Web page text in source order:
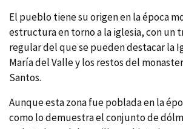
El pueblo tiene su origen en la época
estructura en torno a la iglesia, con un
regular del que se pueden destacar la
Marí­a del Valle y los restos del
Santos.
Aunque esta zona fue poblada en la
como lo demuestra el conjunto de